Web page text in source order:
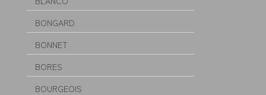
BONGARD
BONNET
BORES
BOURGEOIS